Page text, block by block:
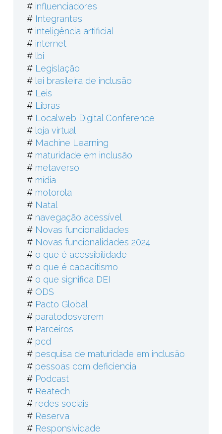
# influenciadores
# Integrantes
# inteligência artificial
# internet
# lbi
# Legislação
# lei brasileira de inclusão
# Leis
# Libras
# Localweb Digital Conference
# loja virtual
# Machine Learning
# maturidade em inclusão
# metaverso
# mídia
# motorola
# Natal
# navegação acessível
# Novas funcionalidades
# Novas funcionalidades 2024
# o que é acessibilidade
# o que é capacitismo
# o que significa DEI
# ODS
# Pacto Global
# paratodosverem
# Parceiros
# pcd
# pesquisa de maturidade em inclusão
# pessoas com deficiencia
# Podcast
# Reatech
# redes sociais
# Reserva
# Responsividade